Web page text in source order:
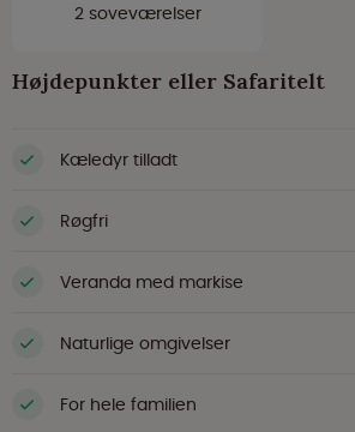
2 soveværelser
Højdepunkter eller Safaritelt
Kæledyr tilladt
Røgfri
Veranda med markise
Naturlige omgivelser
For hele familien